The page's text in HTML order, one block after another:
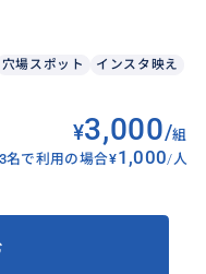
穴場スポット
インスタ映え
¥3,000/組
3名で利用の場合¥1,000/人